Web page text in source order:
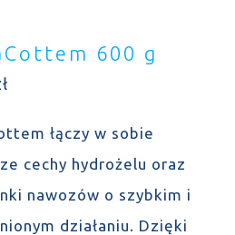
600 g
łączy w sobie
cechy hydrożelu oraz
nawozów o szybkim i
działaniu. Dzięki